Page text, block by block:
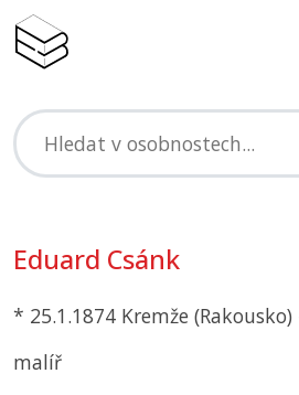
Eduard Csánk
* 25.1.1874 Kremže
malíř